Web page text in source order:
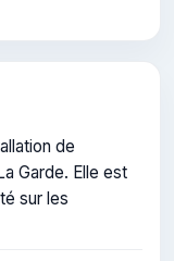
de
Garde. Elle est
sur les